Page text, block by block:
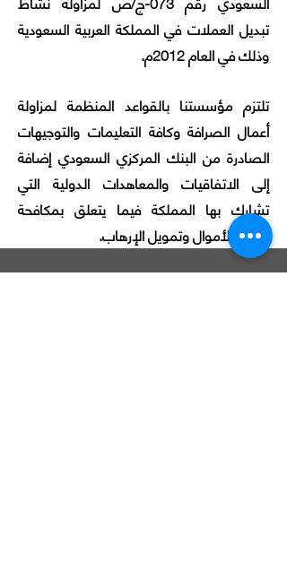
تبديل العملات في المملكة العربية السعودية
وذلك في العام 2012م.
تلتزم مؤسستنا بالقواعد المنظمة لمزاولة
أعمال الصرافة وكافة التعليمات والتوجيهات
الصادرة من البنك المركزي السعودي إضافة
إلى الاتفاقيات والمعاهدات الدولية التي
تشارك بها المملكة فيما يتعلق بمكافحة
غسيل الأموال وتمويل الإرهاب.